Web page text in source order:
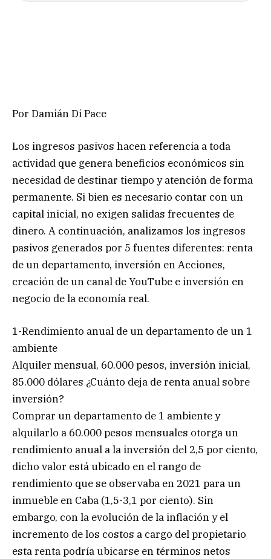
Por Damián Di Pace
Los ingresos pasivos hacen referencia a toda
actividad que genera beneficios económicos sin
necesidad de destinar tiempo y atención de forma
permanente. Si bien es necesario contar con un
capital inicial, no exigen salidas frecuentes de
dinero. A continuación, analizamos los ingresos
pasivos generados por 5 fuentes diferentes: renta
de un departamento, inversión en Acciones,
creación de un canal de YouTube e inversión en
negocio de la economía real.
1-Rendimiento anual de un departamento de un 1
ambiente
Alquiler mensual, 60.000 pesos, inversión inicial,
85.000 dólares ¿Cuánto deja de renta anual sobre
inversión?
Comprar un departamento de 1 ambiente y
alquilarlo a 60.000 pesos mensuales otorga un
rendimiento anual a la inversión del 2,5 por ciento,
dicho valor está ubicado en el rango de
rendimiento que se observaba en 2021 para un
inmueble en Caba (1,5-3,1 por ciento). Sin
embargo, con la evolución de la inflación y el
incremento de los costos a cargo del propietario
esta renta podría ubicarse en términos netos